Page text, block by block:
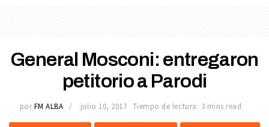
General Mosconi: entregaron
petitorio a Parodi
por FM ALBA julio 10, 2017 Tiempo de lectura: 3 mins read